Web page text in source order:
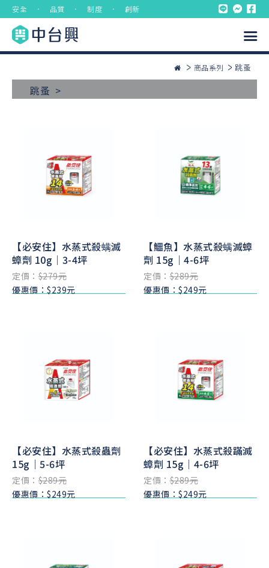
安全 ． 品質 ． 制度 ． 創新
商品系列 跳蚤
跳蚤 >
【必安住】水蒸式殺螨滅
蟑劑 10g｜3-4坪
定價：$279元
優惠價：$239元
【鱷魚】水蒸式殺螨滅蟑
劑 15g｜4-6坪
定價：$289元
優惠價：$249元
【必安住】水蒸式殺蟲劑
15g｜5-6坪
定價：$289元
優惠價：$249元
【必安住】水蒸式殺蹣滅
蟑劑 15g｜4-6坪
定價：$289元
優惠價：$249元